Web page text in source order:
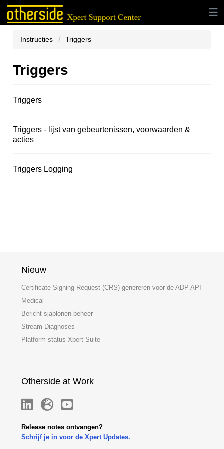
Instructies Triggers
Triggers
Triggers
Triggers - lijst van gebeurtenissen, voorwaarden &
acties
Triggers Logging
Nieuw
Certificate Signing Request (CRS) genereren voor de ADP API
Medical
Bericht sjablonen beheer
Stream Diagnoses
Platform status Xpert Suite
Otherside at Work
Release notes ontvangen?
Schrijf je in voor de Xpert Updates.